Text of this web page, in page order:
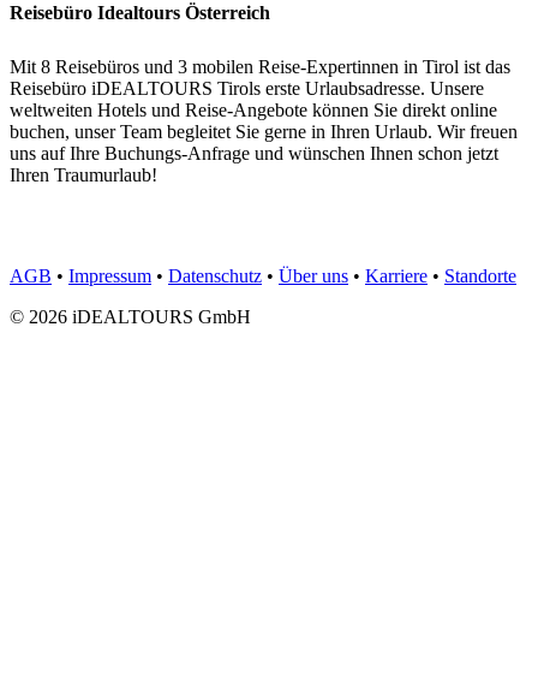
Reisebüro Idealtours Österreich
Mit 8 Reisebüros und 3 mobilen Reise-Expertinnen in Tirol ist das
Reisebüro iDEALTOURS Tirols erste Urlaubsadresse. Unsere
weltweiten Hotels und Reise-Angebote können Sie direkt online
buchen, unser Team begleitet Sie gerne in Ihren Urlaub. Wir freuen
uns auf Ihre Buchungs-Anfrage und wünschen Ihnen schon jetzt
Ihren Traumurlaub!
AGB • Impressum • Datenschutz • Über uns • Karriere • Standorte
© 2026 iDEALTOURS GmbH